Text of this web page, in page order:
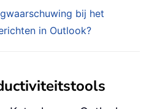
bij het
in Outlook?